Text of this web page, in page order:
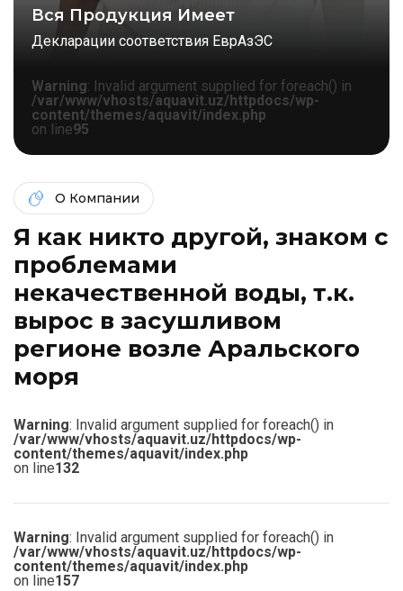
Вся Продукция Имеет
Декларации соответствия ЕврАзЭС
Warning: Invalid argument supplied for foreach() in
/var/www/vhosts/aquavit.uz/httpdocs/wp-
content/themes/aquavit/index.php
on line95
О Компании
Я как никто другой, знаком c
проблемами
некачественной воды, т.к.
вырос в засушливом
регионе возле Аральского
моря
Warning: Invalid argument supplied for foreach() in
/var/www/vhosts/aquavit.uz/httpdocs/wp-
content/themes/aquavit/index.php
on line132
Warning: Invalid argument supplied for foreach() in
/var/www/vhosts/aquavit.uz/httpdocs/wp-
content/themes/aquavit/index.php
on line157